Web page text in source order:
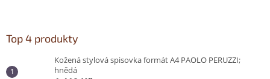
Top 4 produkty
Kožená stylová spisovka formát A4 PAOLO PERUZZI;
hnědá